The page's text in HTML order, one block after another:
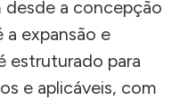
desde a concepção
expansão e
estruturado para
e aplicáveis, com